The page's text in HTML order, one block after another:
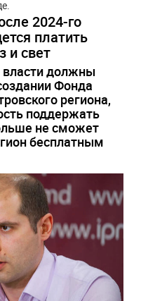
2024-го
платить
и свет
власти должны
Фонда
региона,
поддержать
не сможет
бесплатным